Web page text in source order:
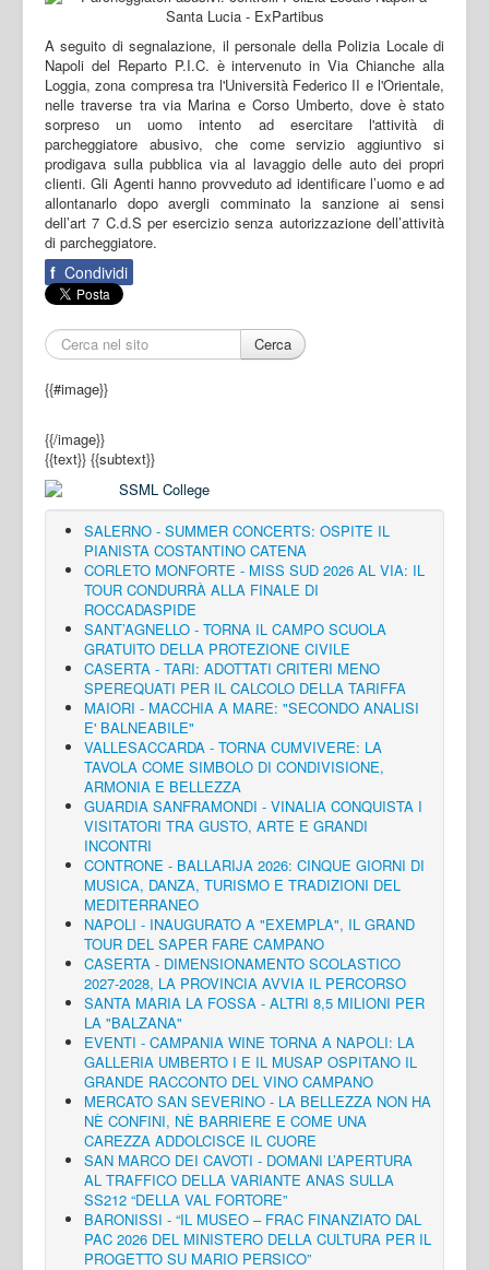
A seguito di segnalazione, il personale della Polizia Locale di
Napoli del Reparto P.I.C. è intervenuto in Via Chianche alla
Loggia, zona compresa tra l'Università Federico II e l'Orientale,
nelle traverse tra via Marina e Corso Umberto, dove è stato
sorpreso un uomo intento ad esercitare l'attività di
parcheggiatore abusivo, che come servizio aggiuntivo si
prodigava sulla pubblica via al lavaggio delle auto dei propri
clienti. Gli Agenti hanno provveduto ad identificare l’uomo e ad
allontanarlo dopo avergli comminato la sanzione ai sensi
dell’art 7 C.d.S per esercizio senza autorizzazione dell’attività
di parcheggiatore.
f Condividi
Cerca
{{#image}}
{{/image}}
{{text}} {{subtext}}
SALERNO - SUMMER CONCERTS: OSPITE IL
PIANISTA COSTANTINO CATENA
CORLETO MONFORTE - MISS SUD 2026 AL VIA: IL
TOUR CONDURRÀ ALLA FINALE DI
ROCCADASPIDE
SANT’AGNELLO - TORNA IL CAMPO SCUOLA
GRATUITO DELLA PROTEZIONE CIVILE
CASERTA - TARI: ADOTTATI CRITERI MENO
SPEREQUATI PER IL CALCOLO DELLA TARIFFA
MAIORI - MACCHIA A MARE: "SECONDO ANALISI
E' BALNEABILE"
VALLESACCARDA - TORNA CUMVIVERE: LA
TAVOLA COME SIMBOLO DI CONDIVISIONE,
ARMONIA E BELLEZZA
GUARDIA SANFRAMONDI - VINALIA CONQUISTA I
VISITATORI TRA GUSTO, ARTE E GRANDI
INCONTRI
CONTRONE - BALLARIJA 2026: CINQUE GIORNI DI
MUSICA, DANZA, TURISMO E TRADIZIONI DEL
MEDITERRANEO
NAPOLI - INAUGURATO A "EXEMPLA", IL GRAND
TOUR DEL SAPER FARE CAMPANO
CASERTA - DIMENSIONAMENTO SCOLASTICO
2027-2028, LA PROVINCIA AVVIA IL PERCORSO
SANTA MARIA LA FOSSA - ALTRI 8,5 MILIONI PER
LA "BALZANA"
EVENTI - CAMPANIA WINE TORNA A NAPOLI: LA
GALLERIA UMBERTO I E IL MUSAP OSPITANO IL
GRANDE RACCONTO DEL VINO CAMPANO
MERCATO SAN SEVERINO - LA BELLEZZA NON HA
NÈ CONFINI, NÈ BARRIERE E COME UNA
CAREZZA ADDOLCISCE IL CUORE
SAN MARCO DEI CAVOTI - DOMANI L’APERTURA
AL TRAFFICO DELLA VARIANTE ANAS SULLA
SS212 “DELLA VAL FORTORE”
BARONISSI - “IL MUSEO – FRAC FINANZIATO DAL
PAC 2026 DEL MINISTERO DELLA CULTURA PER IL
PROGETTO SU MARIO PERSICO”